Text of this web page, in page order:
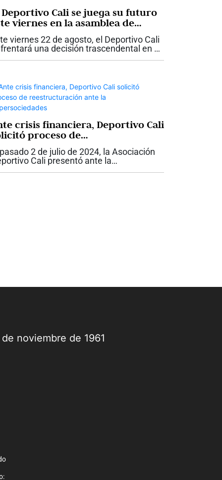
Deportivo Cali se juega su futuro
viernes en la asamblea de
viernes 22 de agosto, el Deportivo Cali
una decisión trascendental en su
crisis financiera, Deportivo Cali
proceso de
ante la
2 de julio de 2024, la Asociación
Cali presentó ante la
noviembre de 1961